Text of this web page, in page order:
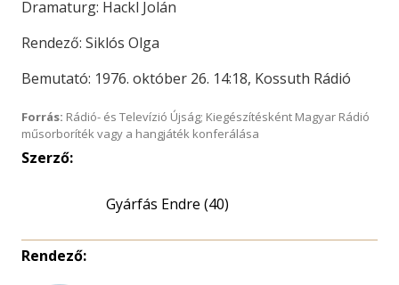
Dramaturg: Hackl Jolán
Rendező: Siklós Olga
Bemutató: 1976. október 26. 14:18, Kossuth Rádió
Forrás: Rádió- és Televízió Újság; Kiegészítésként Magyar Rádió
műsorboríték vagy a hangjáték konferálása
Szerző:
Gyárfás Endre (40)
Rendező: